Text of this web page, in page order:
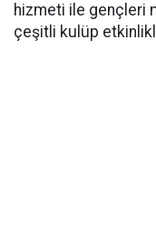
hizmeti ile gençleri
çeşitli kulüp